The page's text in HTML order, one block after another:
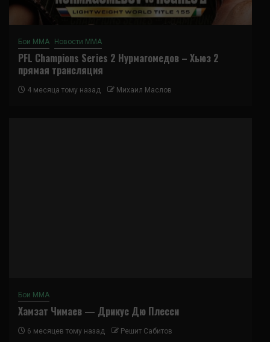
Бои ММА Новости ММА
PFL Champions Series 2 Нурмагомедов – Хьюз 2
прямая трансляция
4 месяца тому назад Михаил Маслов
Бои ММА
Хамзат Чимаев — Дрикус Дю Плесси
6 месяцев тому назад Решит Сабитов